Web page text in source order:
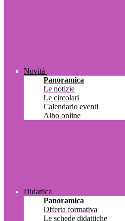
Novità
Panoramica
Le notizie
Le circolari
Calendario eventi
Albo online
Didattica
Panoramica
Offerta formativa
Le schede didattiche